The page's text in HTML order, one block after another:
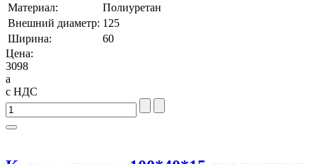
Материал:
Полиуретан
Внешний диаметр: 125
Ширина:
60
Цена:
3098
a
с НДС